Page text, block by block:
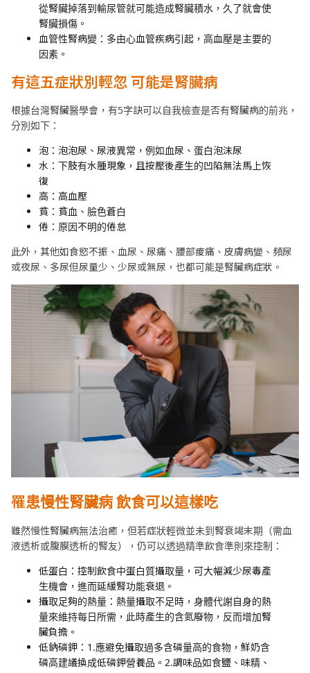
從腎臟掉落到輸尿管就可能造成腎臟積水，久了就會使
腎臟損傷。
血管性腎病變：多由心血管疾病引起，高血壓是主要的
因素。
有這五症狀別輕忽可能是腎臟病
根據台灣腎臟醫學會，有5字訣可以自我檢查是否有腎臟病的前兆，
分別如下：
泡：泡泡尿、尿液異常，例如血尿、蛋白泡沫尿
水：下肢有水腫現象，且按壓後產生的凹陷無法馬上恢
復
高：高血壓
貧：貧血、臉色蒼白
倦：原因不明的倦怠
此外，其他如食慾不振、血尿、尿痛、腰部痠痛、皮膚病變、頻尿
或夜尿、多尿但尿量少、少尿或無尿，也都可能是腎臟病症狀。
罹患慢性腎臟病飲食可以這樣吃
雖然慢性腎臟病無法治癒，但若症狀輕微並未到腎衰竭末期（需血
液透析或腹膜透析的腎友），仍可以透過精準飲食準則來控制：
低蛋白：控制飲食中蛋白質攝取量，可大幅減少尿毒產
生機會，進而延緩腎功能衰退。
攝取足夠的熱量：熱量攝取不足時，身體代謝自身的熱
量來維持每日所需，此時產生的含氮廢物，反而增加腎
臟負擔。
低鈉磷鉀：1.應避免攝取過多含磷量高的食物，鮮奶含
磷高建議換成低磷鉀營養品。2.調味品如食鹽、味精、